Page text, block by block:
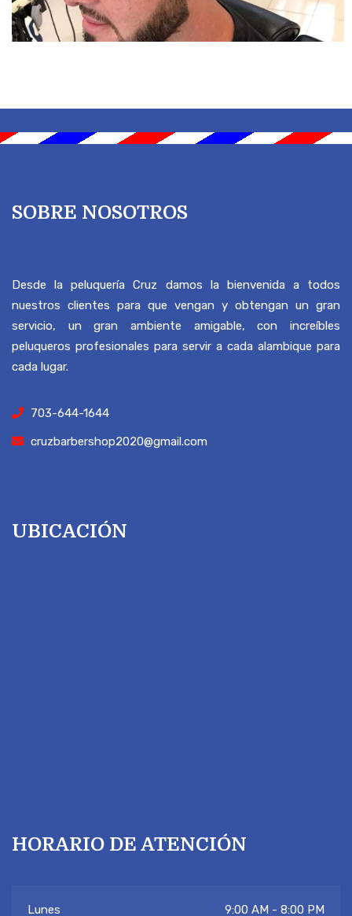
SOBRE NOSOTROS
Desde la peluquería Cruz damos la bienvenida a todos
nuestros clientes para que vengan y obtengan un gran
servicio, un gran ambiente amigable, con increíbles
peluqueros profesionales para servir a cada alambique para
cada lugar.
703-644-1644
cruzbarbershop2020@gmail.com
UBICACIÓN
HORARIO DE ATENCIÓN
Lunes 9:00 AM - 8:00 PM